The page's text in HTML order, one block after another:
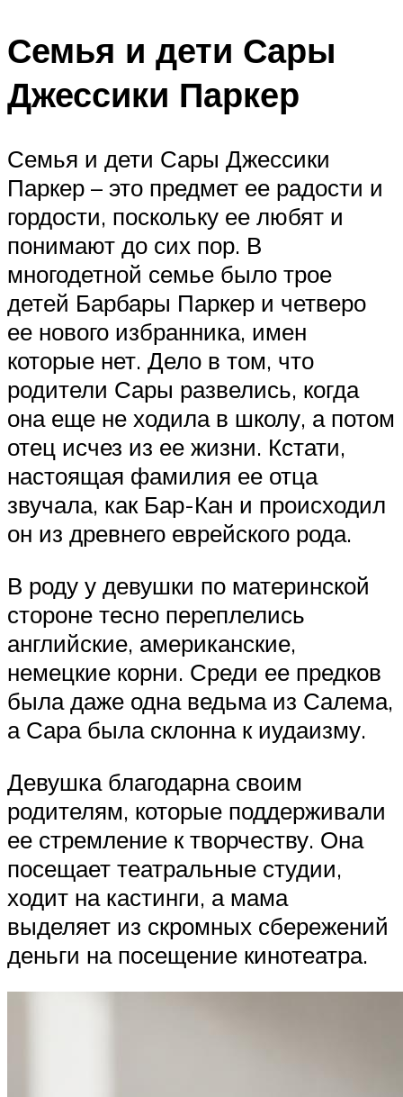
Семья и дети Сары
Джессики Паркер
Семья и дети Сары Джессики
Паркер – это предмет ее радости и
гордости, поскольку ее любят и
понимают до сих пор. В
многодетной семье было трое
детей Барбары Паркер и четверо
ее нового избранника, имен
которые нет. Дело в том, что
родители Сары развелись, когда
она еще не ходила в школу, а потом
отец исчез из ее жизни. Кстати,
настоящая фамилия ее отца
звучала, как Бар-Кан и происходил
он из древнего еврейского рода.
В роду у девушки по материнской
стороне тесно переплелись
английские, американские,
немецкие корни. Среди ее предков
была даже одна ведьма из Салема,
а Сара была склонна к иудаизму.
Девушка благодарна своим
родителям, которые поддерживали
ее стремление к творчеству. Она
посещает театральные студии,
ходит на кастинги, а мама
выделяет из скромных сбережений
деньги на посещение кинотеатра.